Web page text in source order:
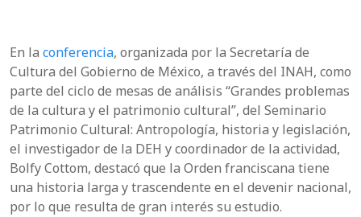
En la conferencia, organizada por la Secretaría de
Cultura del Gobierno de México, a través del INAH, como
parte del ciclo de mesas de análisis “Grandes problemas
de la cultura y el patrimonio cultural”, del Seminario
Patrimonio Cultural: Antropología, historia y legislación,
el investigador de la DEH y coordinador de la actividad,
Bolfy Cottom, destacó que la Orden franciscana tiene
una historia larga y trascendente en el devenir nacional,
por lo que resulta de gran interés su estudio.